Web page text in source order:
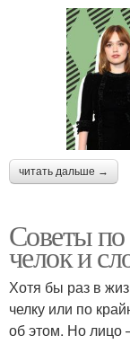
читать дальше →
Советы
челок и
Хотя бы раз в
челку или по
об этом. Но лицо